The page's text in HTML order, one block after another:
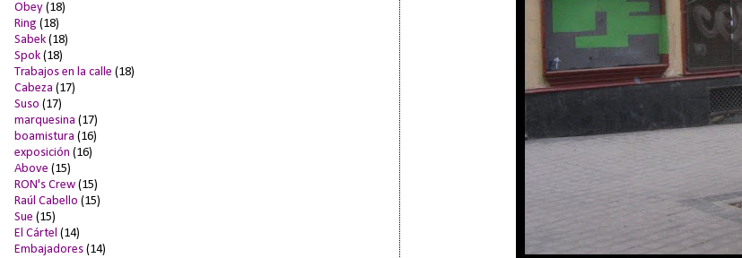
Obey (18)
Ring (18)
Sabek (18)
Spok (18)
Trabajos en la calle (18)
Cabeza (17)
Suso (17)
marquesina (17)
boamistura (16)
exposición (16)
Above (15)
RON's Crew (15)
Raúl Cabello (15)
Sue (15)
El Cártel (14)
Embajadores (14)